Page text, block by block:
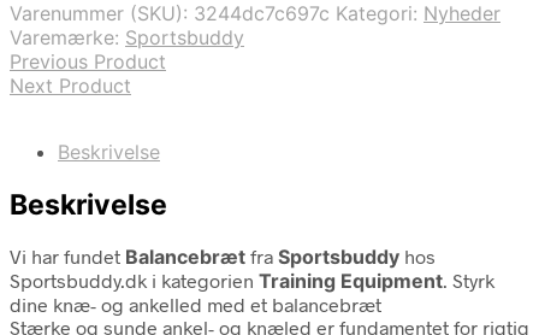
Varenummer (SKU): 3244dc7c697c Kategori: Nyheder
Varemærke: Sportsbuddy
Previous Product
Next Product
Beskrivelse
Beskrivelse
Vi har fundet Balancebræt fra Sportsbuddy hos
Sportsbuddy.dk i kategorien Training Equipment. Styrk
dine knæ- og ankelled med et balancebræt
Stærke og sunde ankel- og knæled er fundamentet for rigtig